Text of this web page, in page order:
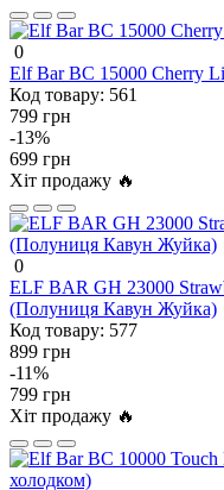
0
Elf Bar BC 15000 Cherry
Код товару: 561
799 грн
-13%
699 грн
Хіт продажу 🔥
0
ELF BAR GH 23000
(Полуниця Кавун Жуйка)
Код товару: 577
899 грн
-11%
799 грн
Хіт продажу 🔥